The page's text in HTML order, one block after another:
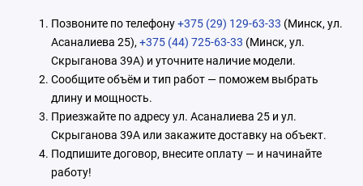
Позвоните по телефону+375 (29) 129-63-33 (Минск, ул.
Асаналиева 25), +375 (44) 725-63-33 (Минск, ул.
Скрыганова 39А) и уточните наличие модели.
Сообщите объём и тип работ — поможем выбрать
длину и мощность.
Приезжайте по адресу ул. Асаналиева 25 и ул.
Скрыганова 39А или закажите доставку на объект.
Подпишите договор, внесите оплату — и начинайте
работу!